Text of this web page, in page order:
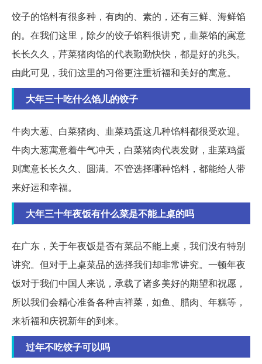
饺子的馅料有很多种，有肉的、素的，还有三鲜、海鲜馅
的。在我们这里，除夕的饺子馅料很讲究，韭菜馅的寓意
长长久久，芹菜猪肉馅的代表勤勤快快，都是好的兆头。
由此可见，我们这里的习俗更注重祈福和美好的寓意。
大年三十吃什么馅儿的饺子
牛肉大葱、白菜猪肉、韭菜鸡蛋这几种馅料都很受欢迎。
牛肉大葱寓意着牛气冲天，白菜猪肉代表发财，韭菜鸡蛋
则寓意长长久久、圆满。不管选择哪种馅料，都能给人带
来好运和幸福。
大年三十年夜饭有什么菜是不能上桌的吗
在广东，关于年夜饭是否有菜品不能上桌，我们没有特别
讲究。但对于上桌菜品的选择我们却非常讲究。一顿年夜
饭对于我们中国人来说，承载了诸多美好的期望和祝愿，
所以我们会精心准备各种吉祥菜，如鱼、腊肉、年糕等，
来祈福和庆祝新年的到来。
过年不吃饺子可以吗